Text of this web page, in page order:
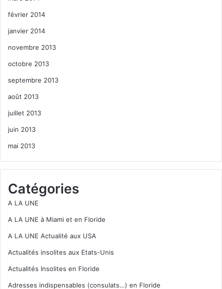
février 2014
janvier 2014
novembre 2013
octobre 2013
septembre 2013
août 2013
juillet 2013
juin 2013
mai 2013
Catégories
A LA UNE
A LA UNE à Miami et en Floride
A LA UNE Actualité aux USA
Actualités insolites aux Etats-Unis
Actualités Insolites en Floride
Adresses indispensables (consulats…) en Floride